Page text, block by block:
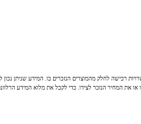
רכישה לחלק מהמוצרים הנזכרים בו. המידע שניתן נכון
את המחיר הנזכר לצידו. כדי לקבל את מלוא המידע